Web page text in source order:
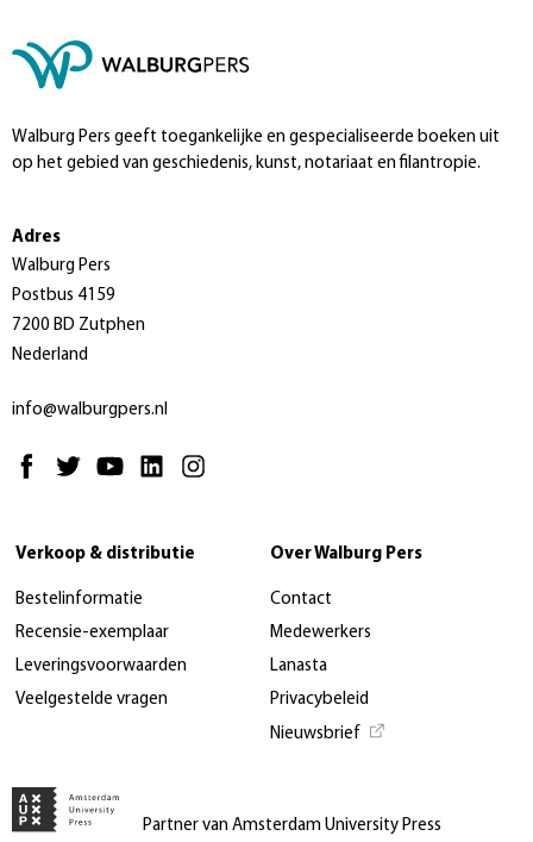
Walburg Pers geeft toegankelijke en gespecialiseerde boeken uit
op het gebied van geschiedenis, kunst, notariaat en filantropie.
Adres
Walburg Pers
Postbus 4159
7200 BD Zutphen
Nederland
info@walburgpers.nl
Verkoop & distributie
Bestelinformatie
Recensie-exemplaar
Leveringsvoorwaarden
Veelgestelde vragen
Over Walburg Pers
Contact
Medewerkers
Lanasta
Privacybeleid
Nieuwsbrief
Partner van Amsterdam University Press